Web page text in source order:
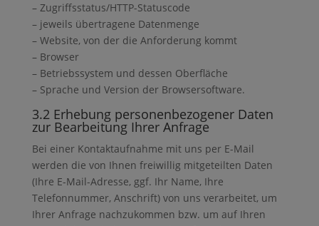
– Zugriffsstatus/HTTP-Statuscode
– jeweils übertragene Datenmenge
– Website, von der die Anforderung kommt
– Browser
– Betriebssystem und dessen Oberfläche
– Sprache und Version der Browsersoftware.
3.2 Erhebung personenbezogener Daten
zur Bearbeitung Ihrer Anfrage
Bei einer Kontaktaufnahme mit uns per E-Mail
werden die von Ihnen freiwillig mitgeteilten Daten
(Ihre E-Mail-Adresse, ggf. Ihr Name, Ihre
Telefonnummer, Anschrift) von uns verarbeitet, um
Ihrer Anfrage nachzukommen bzw. um auf Ihren